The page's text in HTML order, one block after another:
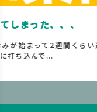
まし
夏の体調管
こんにちは
ーの影響なの